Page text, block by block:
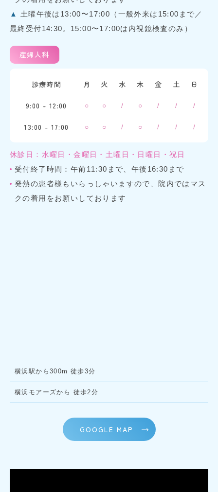
▲
土曜午後は13:00〜17:00（一般外来は15:00まで／
最終受付14:30。15:00〜17:00は内視鏡検査のみ）
産婦人科
診療時間 月 火 水 木 金 土 日
9:00 - 12:00 ○ ○ / ○ / / /
13:00 - 17:00 ○ ○ / ○ / / /
休診日：水曜日・金曜日・土曜日・日曜日・祝日
受付終了時間：午前11:30まで、午後16:30まで
発熱の患者様もいらっしゃいますので、院内ではマス
クの着用をお願いしております
横浜駅から300m 徒歩3分
横浜モアーズから 徒歩2分
GOOGLE MAP